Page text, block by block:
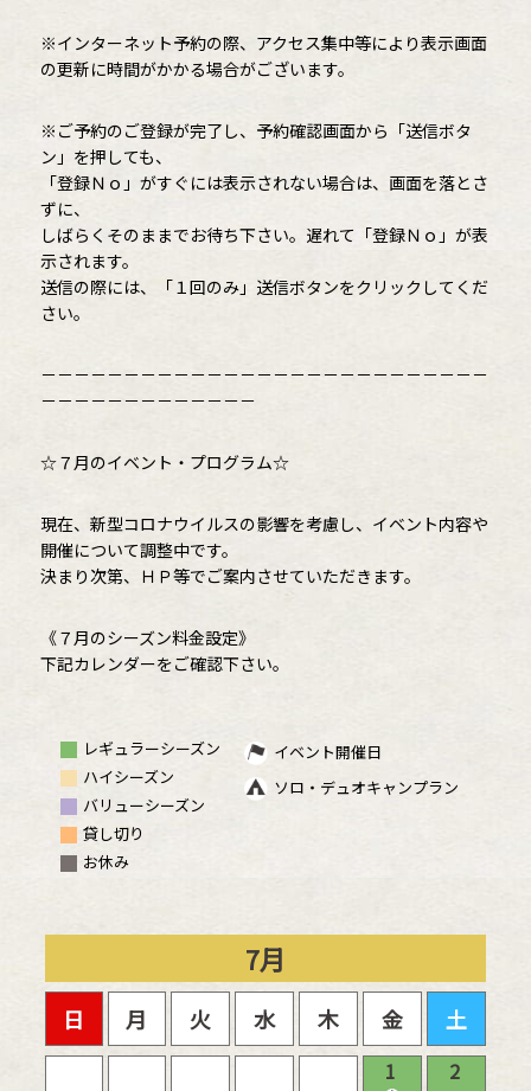
※インターネット予約の際、アクセス集中等により表示画面
の更新に時間がかかる場合がございます。
※ご予約のご登録が完了し、予約確認画面から「送信ボタ
ン」を押しても、
「登録Ｎｏ」がすぐには表示されない場合は、画面を落とさ
ずに、
しばらくそのままでお待ち下さい。遅れて「登録Ｎｏ」が表
示されます。
送信の際には、「１回のみ」送信ボタンをクリックしてくだ
さい。
－－－－－－－－－－－－－－－－－－－－－－－－－－－
－－－－－－－－－－－－－
☆７月のイベント・プログラム☆
現在、新型コロナウイルスの影響を考慮し、イベント内容や
開催について調整中です。
決まり次第、ＨＰ等でご案内させていただきます。
《７月のシーズン料金設定》
下記カレンダーをご確認下さい。
レギュラーシーズン
ハイシーズン
バリューシーズン
貸し切り
お休み
イベント開催日
ソロ・デュオキャンプラン
7月
日 月 火 水 木 金 土
1 2